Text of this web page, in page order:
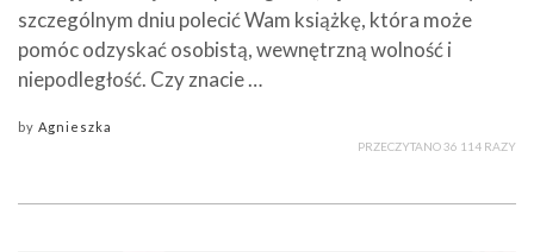
szczególnym dniu polecić Wam książkę, która może
pomóc odzyskać osobistą, wewnętrzną wolność i
niepodległość. Czy znacie …
by Agnieszka
PRZECZYTANO 36 114 RAZY